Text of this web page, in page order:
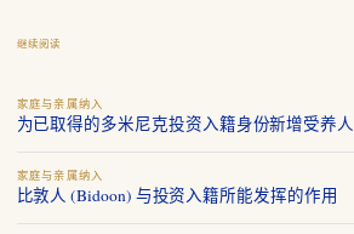
继续阅读
家庭与亲属纳入
为已取得的多米尼克投资入籍身份新增受养人
家庭与亲属纳入
比敦人 (Bidoon) 与投资入籍所能发挥的作用